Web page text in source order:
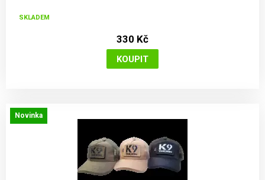
SKLADEM
330 Kč
Novinka